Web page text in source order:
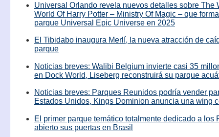
Universal Orlando revela nuevos detalles sobre The
World Of Harry Potter – Ministry Of Magic – que
parque Universal Epic Universe en 2025
El Tibidabo inaugura Merlí, la nueva atracción de
parque
Noticias breves: Walibi Belgium invierte casi 35
en Dock World, Liseberg reconstruirá su parque
Noticias breves: Parques Reunidos podría vender
Estados Unidos, Kings Dominion anuncia una wing
El primer parque temático totalmente dedicado a los
abierto sus puertas en Brasil